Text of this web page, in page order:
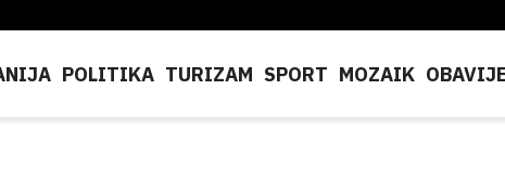
POLITIKA TURIZAM SPORT MOZAIK